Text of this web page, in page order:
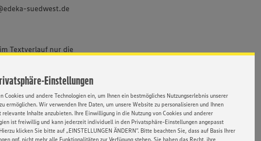
Einstellungen
Cookies und andere Technologien ein, um Ihnen ein bestmögliches Nutzungserlebnis unserer
ermöglichen. Wir verwenden Ihre Daten, um unsere Website zu personalisieren und Ihnen
relevante Inhalte anzubieten. Ihre Einwilligung in die Nutzung von Cookies und anderer
ist freiwillig und kann jederzeit individuell in den Privatsphäre-Einstellungen angepasst
klicken Sie bitte auf „EINSTELLUNGEN ÄNDERN”. Bitte beachten Sie, dass auf Basis Ihrer
ggf. nicht mehr alle Funktionalitäten zur Verfügung stehen. Sie haben das Recht, ihre
suedwest.de
Textverlauf nur die
uns alle Menschen -
und sozialer Herkunft,
und Identität.